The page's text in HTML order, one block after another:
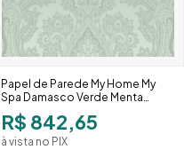
Papel de Parede My Home My
Spa Damasco Verde Menta
387081
R$ 842,65
à vista no PIX